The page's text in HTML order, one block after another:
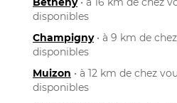
disponibles
Champigny• à 9 km de
disponibles
Muizon • à 12 km de chez
disponibles